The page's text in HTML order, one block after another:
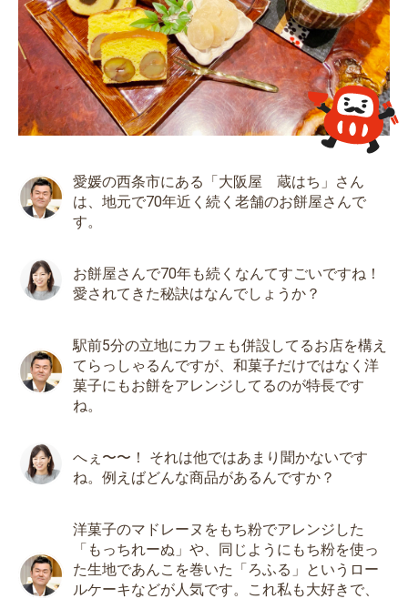
愛媛の西条市にある「大阪屋 蔵はち」さん
は、地元で70年近く続く老舗のお餅屋さんで
す。
お餅屋さんで70年も続くなんてすごいですね！
愛されてきた秘訣はなんでしょうか？
駅前5分の立地にカフェも併設してるお店を構え
てらっしゃるんですが、和菓子だけではなく洋
菓子にもお餅をアレンジしてるのが特長です
ね。
へぇ〜〜！ それは他ではあまり聞かないです
ね。例えばどんな商品があるんですか？
洋菓子のマドレーヌをもち粉でアレンジした
「もっちれーぬ」や、同じようにもち粉を使っ
た生地であんこを巻いた「ろふる」というロー
ルケーキなどが人気です。これ私も大好きで、